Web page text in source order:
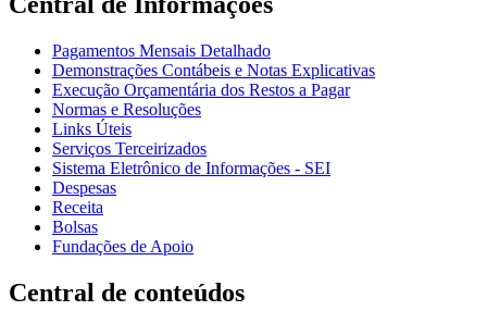
Pagamentos Mensais Detalhado
Demonstrações Contábeis e Notas Explicativas
Execução Orçamentária dos Restos a Pagar
Normas e Resoluções
Links Úteis
Serviços Terceirizados
Sistema Eletrônico de Informações - SEI
Despesas
Receita
Bolsas
Fundações de Apoio
Central de conteúdos